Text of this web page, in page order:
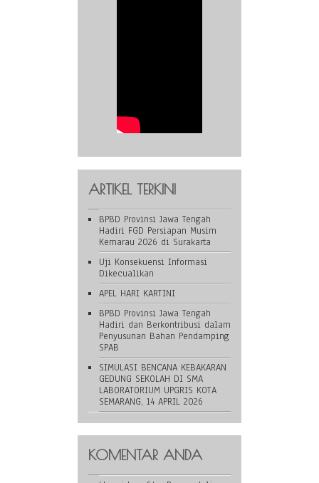
ARTIKEL TERKINI
BPBD Provinsi Jawa Tengah
Hadiri FGD Persiapan Musim
Kemarau 2026 di Surakarta
Uji Konsekuensi Informasi
Dikecualikan
APEL HARI KARTINI
BPBD Provinsi Jawa Tengah
Hadiri dan Berkontribusi dalam
Penyusunan Bahan Pendamping
SPAB
SIMULASI BENCANA KEBAKARAN
GEDUNG SEKOLAH DI SMA
LABORATORIUM UPGRIS KOTA
SEMARANG, 14 APRIL 2026
KOMENTAR ANDA